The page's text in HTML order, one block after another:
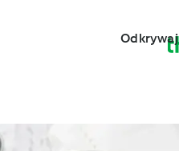
Odkrywaj